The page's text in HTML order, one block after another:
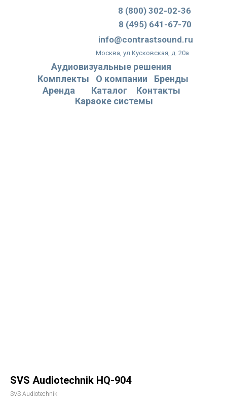
Каталог
Комплекты Бренды
О компании
Контакты
Москва, ул Кусковская, д. 20а
info@contrastsound.ru
8 (495) 641-67-70
8 (800) 302-02-36
Аренда
Аудиовизуальные решения
Караоке системы
SVS Audiotechnik HQ-904
SVS Audiotechnik